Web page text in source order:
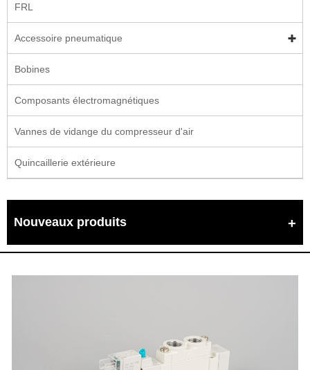
FRL
Accessoire pneumatique
Bobines
Composants électromagnétiques
Vannes de vidange du compresseur d'air
Quincaillerie extérieure
Nouveaux produits